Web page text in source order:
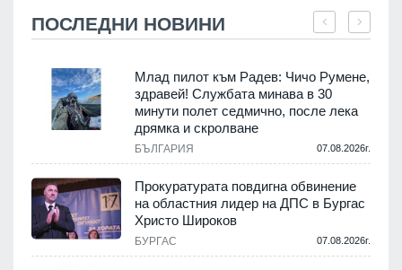
ПОСЛЕДНИ НОВИНИ
Млад пилот към Радев: Чичо Румене,
здравей! Службата минава в 30
минути полет седмично, после лека
дрямка и скролване
БЪЛГАРИЯ 07.08.2026г.
Прокуратурата повдигна обвинение
на областния лидер на ДПС в Бургас
Христо Широков
БУРГАС 07.08.2026г.